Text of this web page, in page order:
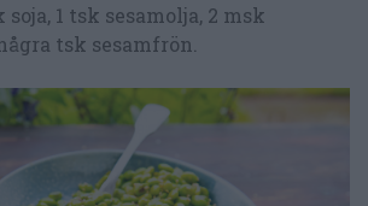
1 tsk sesamolja, 2 msk
tsk sesamfrön.